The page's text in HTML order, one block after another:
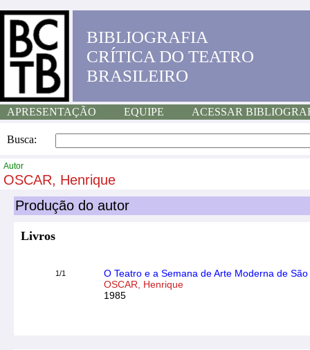
BIBLIOGRAFIA
CRÍTICA DO TEATRO
BRASILEIRO
APRESENTAÇÃO EQUIPE ACESSAR
Busca:
Autor
OSCAR, Henrique
Produção do autor
Livros
1/1
O Teatro e a Semana de Arte Moderna de
OSCAR, Henrique
1985